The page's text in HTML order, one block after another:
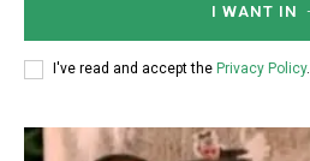
I WANT IN
I've read and accept the Privacy Policy.